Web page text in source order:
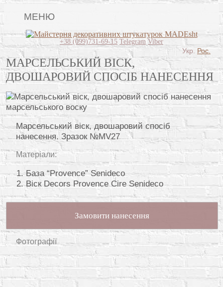
МЕНЮ
Lincrusta
Види штукатурок
Поклейка шпалер
Картини
Декоративні панно
Відео
Питання-відповідь
Про нас
Контакти
+38 (099)731-69-15 Telegram Viber
МАРСЕЛЬСЬКИЙ ВІСК,
ДВОШАРОВИЙ СПОСІБ НАНЕСЕННЯ
Марсельський віск, двошаровий спосіб
нанесення. Зразок №MV27
Матеріали:
База “Provence” Senideco
Віск Decors Provence Cire Senideco
Замовити нанесення
Фотографії
Укр. Рос.